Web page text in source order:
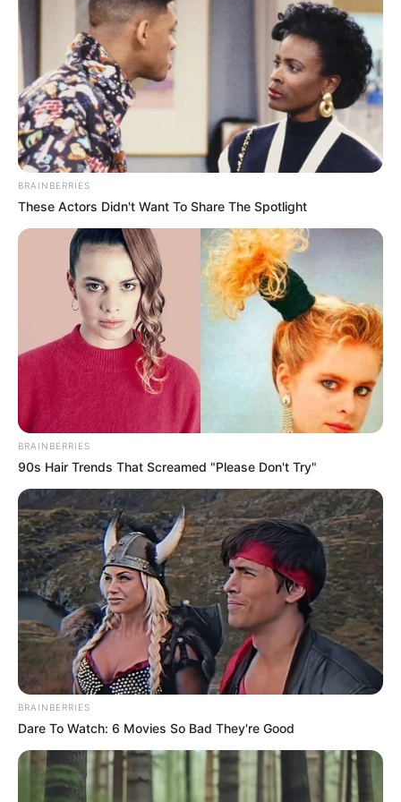
Instagram IDRD
Pensionados en Bogotá
Paula Ruiz
Julio 5, 2022
COMPARTIR
Pensionarse es una etapa de la vida en la que las
personas pueden dedicarse a descansar y a realizar
actividades en las que puedan ocupar su tiempo, disfrutar
y sentirse en bienestar.
En este nuevo ciclo ya no existen los horarios,ni el estrés
laboral,sin embargo pueden llegar algunos sentimientos
de angustia e incertidumbre ya que las personas se
cuestionarán sobre que hacer con su tiempo.
cotizado para pensionarse
BRAINBERRIES
These Actors Didn't Want To Share The Spotlight
BRAINBERRIES
90s Hair Trends That Screamed "Please Don't Try"
BRAINBERRIES
Dare To Watch: 6 Movies So Bad They're Good